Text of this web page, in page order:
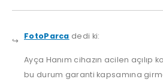
FotoParca dedi ki:
Ayça Hanım cihazın acilen açılıp
bu durum garanti kapsamına